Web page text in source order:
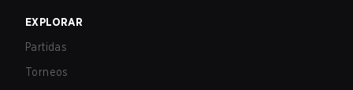
EXPLORAR
Partidas
Torneos